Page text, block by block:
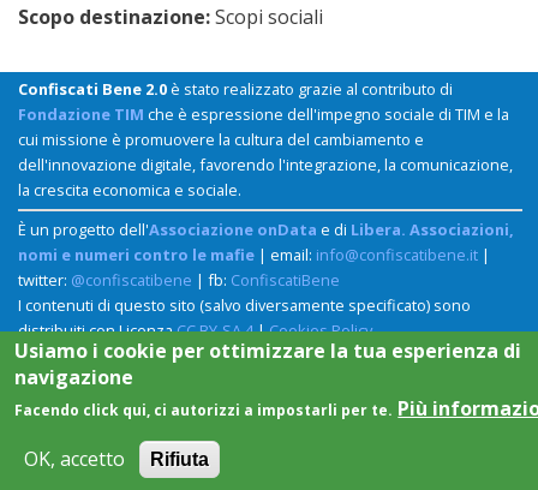
Scopo destinazione:Scopi sociali
Confiscati Bene 2.0è stato realizzato grazie al contributo di
Fondazione TIM che è espressione dell'impegno sociale di TIM e la
cui missione è promuovere la cultura del cambiamento e
dell'innovazione digitale, favorendo l'integrazione, la comunicazione,
la crescita economica e sociale.
È un progetto dell'Associazione onData e di Libera. Associazioni,
nomi e numeri contro le mafie | email: info@confiscatibene.it |
twitter: @confiscatibene | fb: ConfiscatiBene
I contenuti di questo sito (salvo diversamente specificato) sono
distribuiti con LicenzaCC BY-SA 4|Cookies Policy
Usiamo i cookie per ottimizzare la tua esperienza di
navigazione
Facendo click qui, ci autorizzi a impostarli per te. Più
OK, accetto
Rifiuta